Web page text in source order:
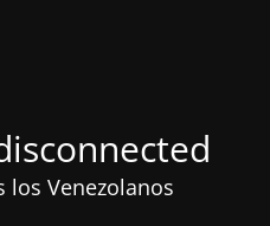
los Venezolanos